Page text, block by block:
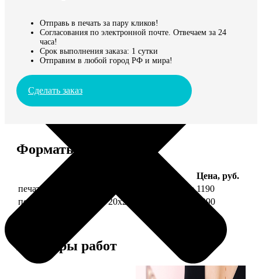
Отправь в печать за пару кликов!
Согласования по электронной почте. Отвечаем за 24
часа!
Срок выполнения заказа: 1 сутки
Отправим в любой город РФ и мира!
Сделать заказ
Форматы и цены
Цена, руб.
печать фото на холсте 20х20 на подрамнике 1190
печать фото на холсте 20х20 в раме
3990
Примеры работ